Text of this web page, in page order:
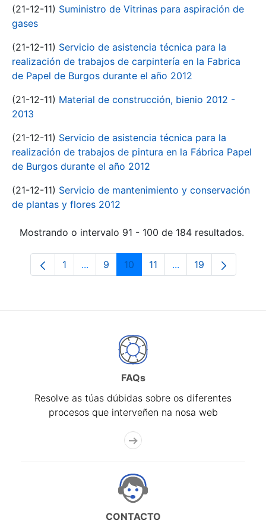
(21-12-11) Suministro de Vitrinas para aspiración de
gases
(21-12-11) Servicio de asistencia técnica para la
realización de trabajos de carpintería en la Fabrica
de Papel de Burgos durante el año 2012
(21-12-11) Material de construcción, bienio 2012 -
2013
(21-12-11) Servicio de asistencia técnica para la
realización de trabajos de pintura en la Fábrica Papel
de Burgos durante el año 2012
(21-12-11) Servicio de mantenimiento y conservación
de plantas y flores 2012
Mostrando o intervalo 91 - 100 de 184 resultados.
Páxina
1 ...Páxinas intermedias Use pestaña para
Páxina
9 Páxina
10 Páxina
11 ...PáxinasPáxina
19
FAQs
Resolve as túas dúbidas sobre os diferentes
procesos que interveñen na nosa web
CONTACTO